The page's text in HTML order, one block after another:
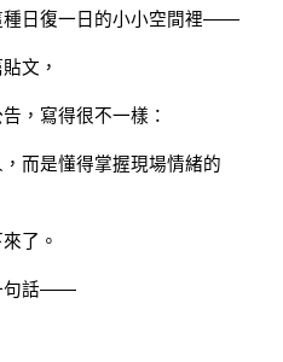
種日復一日的小小空間裡——
文，
，寫得很不一樣：
而是懂得掌握現場情緒的
了。
句話——